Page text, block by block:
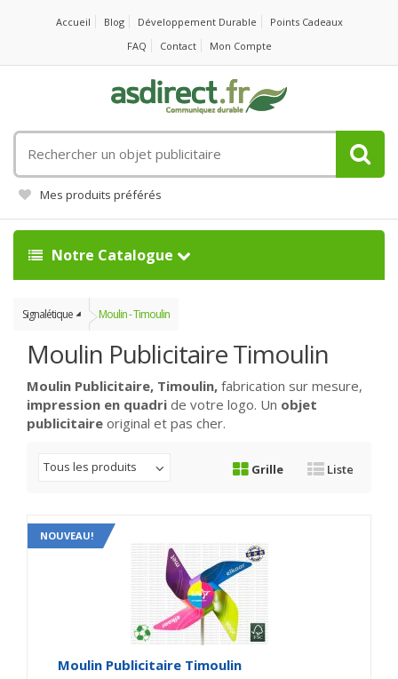
Accueil Blog Développement Durable
Points Cadeaux
FAQ
Contact Mon Compte
un
objet
publicitaire
Mes produits préférés
Notre Catalogue
Signalétique Moulin - Timoulin
Moulin Publicitaire Timoulin
Moulin Publicitaire, Timoulin, fabrication sur mesure,
impression en quadri de votre logo. Un objet
publicitaire original et pas cher.
Tous les produits Grille Liste
NOUVEAU!
Moulin Publicitaire Timoulin